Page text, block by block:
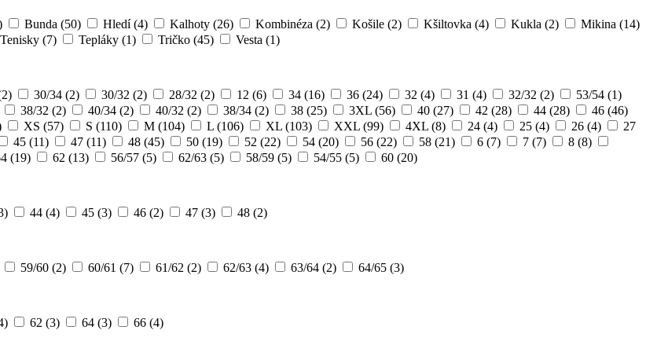
Bunda (50) Hledí(4) Kalhoty (26) Kombinéza (2) Košile (2) Kšiltovka (4) Kukla (2) Mikina (14)
Tenisky (7) Tepláky (1) Tričko (45) Vesta (1)
30/34 (2) 30/32 (2) 28/32 (2) 12 (6) 34 (16) 36 (24) 32 (4) 31 (4) 32/32 (2) 53/54 (1)
38/32 (2) 40/34 (2) 40/32 (2) 38/34 (2) 38 (25) 3XL (56) 40 (27) 42 (28) 44 (28) 46 (46)
XS (57) S (110) M (104) L (106) XL (103) XXL (99) 4XL (8) 24 (4) 25 (4) 26 (4)
27
45 (11) 47 (11) 48 (45) 50 (19) 52 (22) 54 (20) 56 (22) 58 (21) 6 (7) 7 (7) 8 (8)
(19) 62 (13) 56/57 (5) 62/63 (5) 58/59 (5) 54/55 (5) 60 (20)
44 (4) 45 (3) 46 (2) 47 (3) 48 (2)
59/60 (2) 60/61 (7) 61/62 (2) 62/63 (4) 63/64 (2) 64/65 (3)
62 (3) 64 (3) 66 (4)